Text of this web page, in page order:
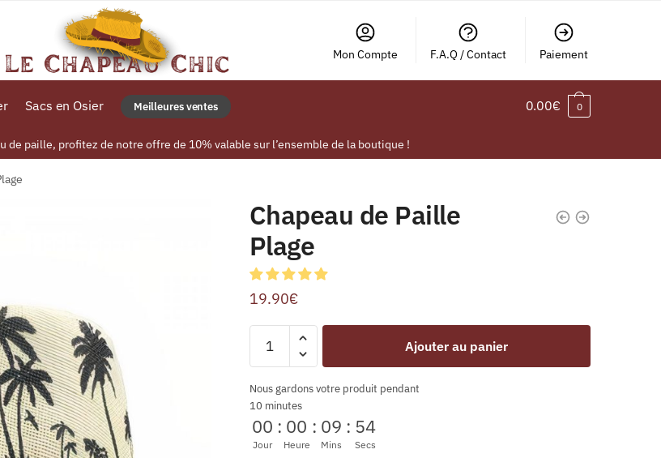
Mon Compte F.A.Q / Contact Paiement
Sacs en Osier Meilleures ventes 0.00€ 0
de paille, profitez de notre offre de 10% valable sur l’ensemble de la boutique !
Chapeau de Paille
Plage
19.90€
Ajouter au panier
Nous gardons votre produit pendant
10 minutes
00
Jour
: 00
Heure
: 09
Mins
: 53
Secs